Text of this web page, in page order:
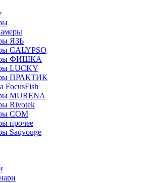
ЯЗЬ
CALYPSO
ФИШКА
LUCKY
ПРАКТИК
FocusFish
MURENA
Rivotek
СОМ
прочее
Saqvouge